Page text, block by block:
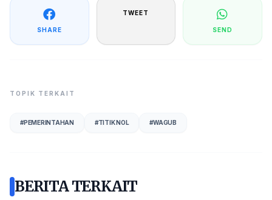
SHARE
TWEET
SEND
TOPIK TERKAIT
#PEMERINTAHAN #TITIK NOL #WAGUB
BERITA TERKAIT